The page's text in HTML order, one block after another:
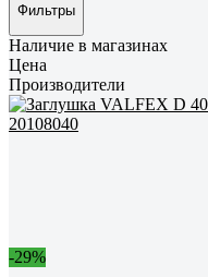
Фильтры
Наличие в магазинах
Цена
Производители
-29%